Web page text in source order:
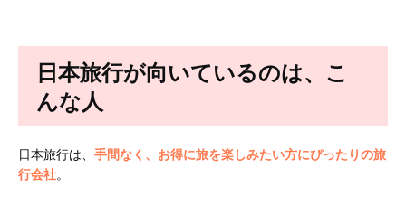
日本旅行が向いているのは、こ
んな人
日本旅行は、 手間なく、お得に旅を楽しみたい方にぴったりの旅
行会社。